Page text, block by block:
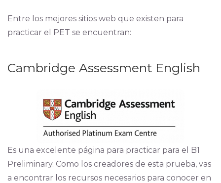
Entre los mejores sitios web que existen para
practicar el PET se encuentran:
Cambridge Assessment English
Es una excelente página para practicar para el B1
Preliminary. Como los creadores de esta prueba, vas
a encontrar los recursos necesarios para conocer en